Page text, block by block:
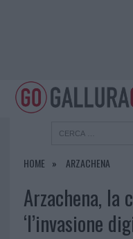
HOME ARZACHENA
Arzachena,
‘l’invasione